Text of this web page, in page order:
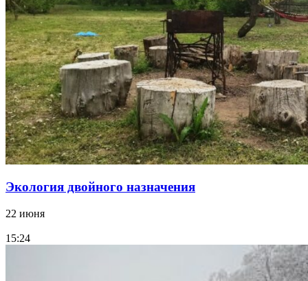
Экология двойного назначения
22 июня
15:24